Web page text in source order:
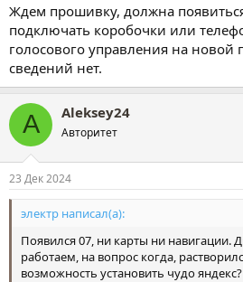
Ждем прошивку, должна
подключать коробочки или
голосового управления на новой
сведений нет.
A Aleksey24
Авторитет
23 Дек 2024
электр написал(а):
Появился 07, ни карты ни навигации.
работаем, на вопрос когда,
возможность установить чудо яндекс?